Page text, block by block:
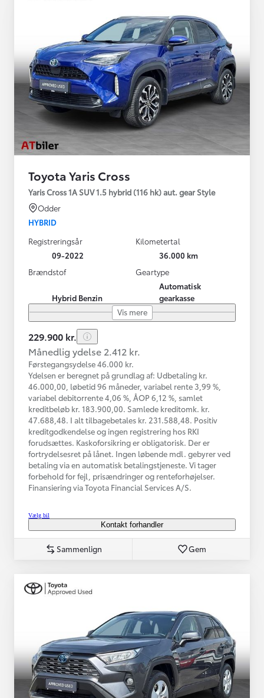
Toyota Yaris Cross
Yaris Cross 1A SUV 1.5 hybrid (116 hk) aut. gear Style
Odder
HYBRID
Registreringsår
09-2022
Kilometertal
36.000 km
Brændstof
Hybrid Benzin
Geartype
Automatisk
gearkasse
Vis mere
229.900 kr.
Månedlig ydelse 2.412 kr.
Førstegangsydelse 46.000 kr.
Ydelsen er beregnet på grundlag af: Udbetaling kr.
46.000,00, løbetid 96 måneder, variabel rente 3,99 %,
variabel debitorrente 4,06 %, ÅOP 6,12 %, samlet
kreditbeløb kr. 183.900,00. Samlede kreditomk. kr.
47.688,48. I alt tilbagebetales kr. 231.588,48. Positiv
kreditgodkendelse og ingen registrering hos RKI
forudsættes. Kaskoforsikring er obligatorisk. Der er
fortrydelsesret på lånet. Ingen løbende mdl. gebyrer ved
betaling via en automatisk betalingstjeneste. Vi tager
forbehold for fejl, prisændringer og renteforhøjelser.
Finansiering via Toyota Financial Services A/S.
Vælg bil
Kontakt forhandler
Sammenlign Gem